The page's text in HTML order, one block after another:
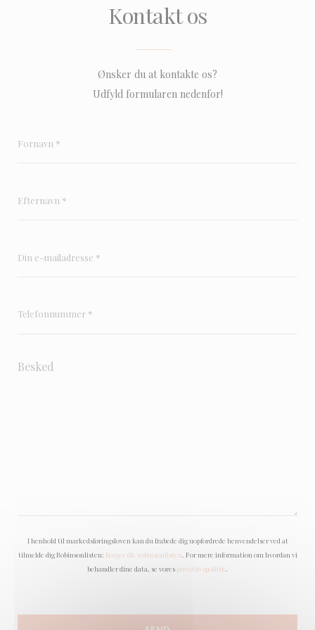
Kontakt os
Ønsker du at kontakte os?
Udfyld formularen nedenfor!
I henhold til markedsføringsloven kan du frabede dig uopfordrede henvendelser ved at
tilmelde dig Robinsonlisten: borger.dk/robinsonlisten . For mere information om hvordan vi
behandler dine data, se vores privatlivspolitik